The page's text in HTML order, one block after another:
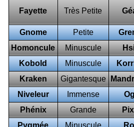
Fayette Très Petite
Gnome
Petite
Homoncule
Minuscule
Kobold
Minuscule
Kraken
Gigantesque
Niveleur
Immense
Phénix
Grande